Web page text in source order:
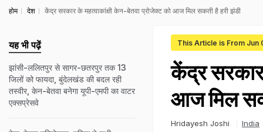
होम देश केंद्र सरकार के महत्वाकांक्षी केन-बेतवा प्रोजेक्ट को आज मिल सकती है हरी झंडी
This Article is From Jun
केंद्र सरकार
आज मिल
Hridayesh Joshi India
यह भी पढ़ें
झांसी-ललितपुर से सागर-छतरपुर तक 13
जिलों को फायदा, बुंदेलखंड की बदल रही
तस्वीर, केन-बेतवा बनेगा यूपी-एमपी का वाटर
एक्सप्रेसवे